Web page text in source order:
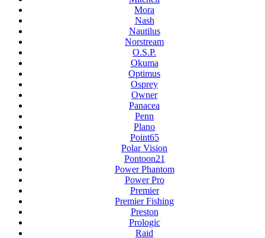
Mora
Nash
Nautilus
Norstream
O.S.P.
Okuma
Optimus
Osprey
Owner
Panacea
Penn
Plano
Point65
Polar Vision
Pontoon21
Power Phantom
Power Pro
Premier
Premier Fishing
Preston
Prologic
Raid